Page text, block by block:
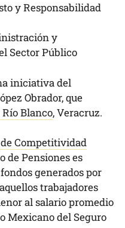
y Responsabilidad
y
Sector Público
iniciativa del
Obrador, que
Blanco, Veracruz.
Competitividad
de Pensiones es
generados por
trabajadores
al salario promedio
Mexicano del Seguro